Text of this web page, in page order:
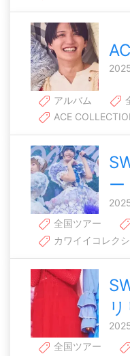
アルバム
ACE
ー
全国ツアー
カワイイコレク
全国ツアー